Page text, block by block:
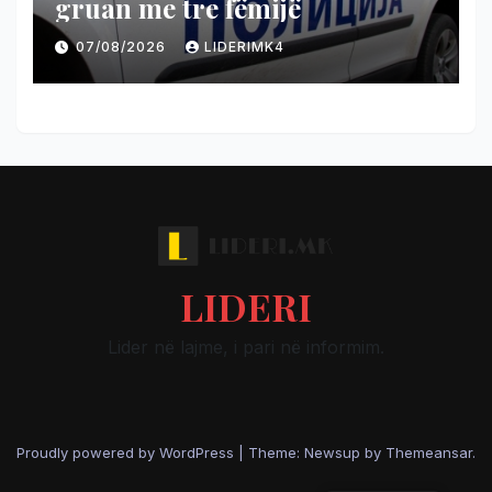
gruan me tre fëmijë
07/08/2026 LIDERIMK4
LIDERI
Lider në lajme, i pari në informim.
Proudly powered by WordPress Theme: Newsup by Themeansar.